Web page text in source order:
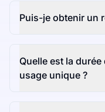
Puis-je obtenir un
Quelle est la
usage unique ?